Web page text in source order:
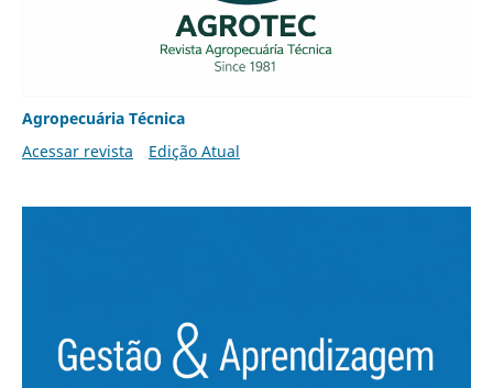
Agropecuária Técnica
Acessar revista
Edição Atual